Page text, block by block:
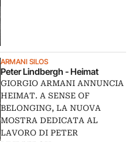
ARMANI SILOS
Peter Lindbergh - Heimat
GIORGIO ARMANI ANNUNCIA
HEIMAT. A SENSE OF
BELONGING, LA NUOVA
MOSTRA DEDICATA AL
LAVORO DI PETER